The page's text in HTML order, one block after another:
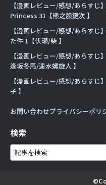
【漫画レビュー/感想/あらす
Princess 31【熊之股鍵次 】
【漫画レビュー/感想/あらすじ
た件 1【伏瀬/柴 】
【漫画レビュー/感想/あらすじ
逢坂冬馬/速水螺旋人 】
【漫画レビュー/感想/あらすじ
子 】
お問い合わせプライバシーポリ
検索